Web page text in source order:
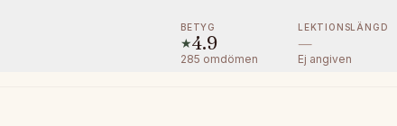
BETYG
★4.9
285 omdömen
LEKTIONSLÄNGD
—
Ej angiven